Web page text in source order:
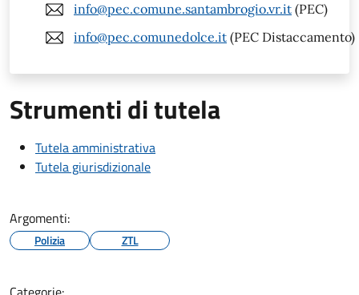
info@pec.comune.santambrogio.vr.it (PEC)
info@pec.comunedolce.it (PEC Distaccamento)
Strumenti di tutela
Tutela amministrativa
Tutela giurisdizionale
Argomenti:
Polizia ZTL